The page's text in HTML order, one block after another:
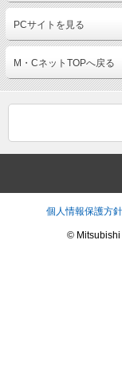
PCサイトを見る
M・CネットTOPへ戻る
個人情報保護方針
© Mitsubishi